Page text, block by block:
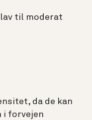
til moderat
da de kan
i forvejen